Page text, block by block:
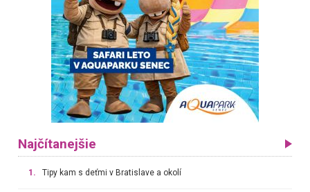
Najčítanejšie
1. Tipy kam s deťmi v Bratislave a okolí